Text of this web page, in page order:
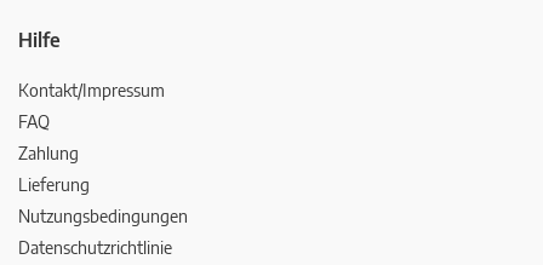
Hilfe
Kontakt/Impressum
FAQ
Zahlung
Lieferung
Nutzungsbedingungen
Datenschutzrichtlinie